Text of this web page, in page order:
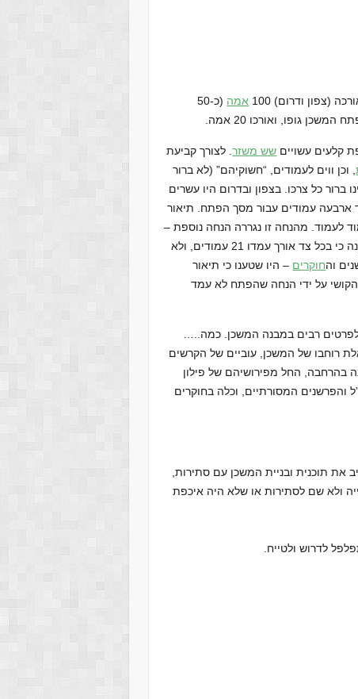
(צפון ודרום) 100 אמה
(כ-50
קלעים עשויים שש משזר. לצורך קביעת
, וכן ווים לעמודים, “חשוקיהם” (לא ברור
ברור כל צרכו. בצפון ובדרום היו עשרים
מצדי הפתח, ועוד ארבעה עמודים עבור מסך הפתח. תיאור
לעמוד. מהנחה זו נגררה הנחה נוספת –
שבקצה כל רוח ובמרכזה עמד אחד העמודים – והובילה למסקנה כי בכל צד אורך עמדו 21 עמודים, ולא
חוקרים – היו שטענו כי תיאור
הקושי על ידי הנחה שהפתח לא עמד
רוחבו של המשכן, עוביים של הקרשים
בהרחבה, החל מפירושיהם של פילון
והפרשנים המסורתיים, וכלה בחוקרים
את תוכנית ובניית המשכן עם סתירות,
ולא שם לסתירות או שלא היה איכפת
לדרוש ולטייח.